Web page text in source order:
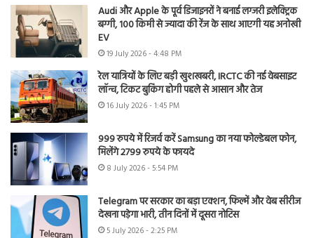
Audi और Apple के पूर्व डिजाइनरों ने बनाई लग्जरी इलेक्ट्रिक
बग्गी, 100 किमी से ज्यादा की रेंज के साथ आएगी यह अनोखी
EV
19 July 2026 - 4:48 PM
रेल यात्रियों के लिए बड़ी खुशखबरी, IRCTC की नई वेबसाइट
लॉन्च, टिकट बुकिंग होगी पहले से आसान और तेज
16 July 2026 - 1:45 PM
999 रुपये में रिजर्व करें Samsung का नया फोल्डेबल फोन,
मिलेंगे 2799 रुपये के फायदे
8 July 2026 - 5:54 PM
Telegram पर सरकार का बड़ा एक्शन, फिल्में और वेब सीरीज
देखना पड़ेगा भारी, तीन दिनों में दूसरा नोटिस
5 July 2026 - 2:25 PM